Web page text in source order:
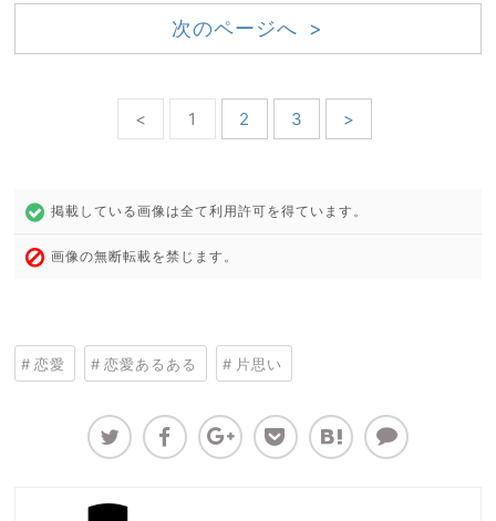
次のページへ >
< 1 2 3 >
掲載している画像は全て利用許可を得ています。
画像の無断転載を禁じます。
恋愛 恋愛あるある 片思い